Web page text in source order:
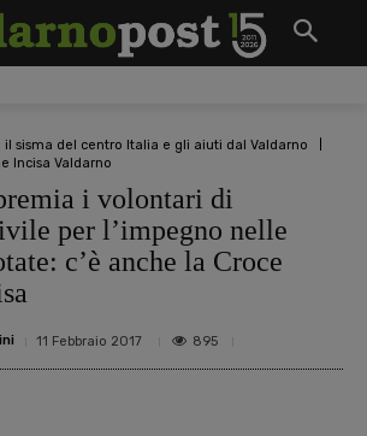
sisma del centro Italia e gli aiuti dal Valdarno
Incisa Valdarno
i volontari di
per l’impegno nelle
c’è anche la Croce
11 Febbraio 2017 895